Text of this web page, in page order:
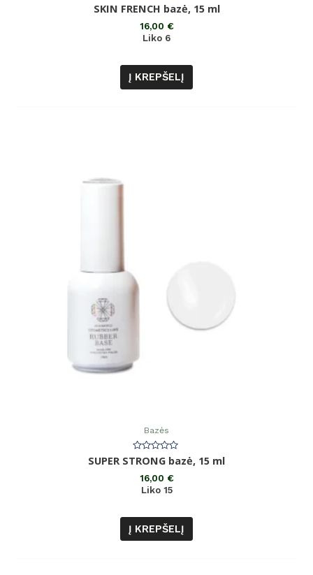
Įvertinimas:
5.00
iš 5
SKIN FRENCH bazė, 15 ml
16,00 €
Liko 6
Į KREPŠELĮ
Bazės
Įvertinimas:
0
SUPER STRONG bazė, 15 ml
16,00 €
Liko 15
Į KREPŠELĮ